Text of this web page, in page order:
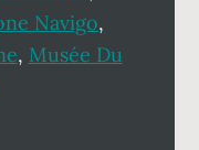
Navigo,
, Musée Du